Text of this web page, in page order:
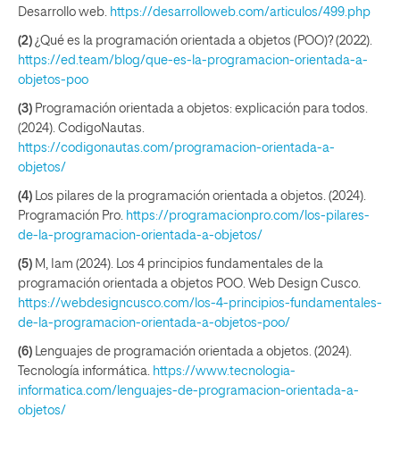
Desarrollo web. https://desarrolloweb.com/articulos/499.php
(2) ¿Qué es la programación orientada a objetos (POO)? (2022).
https://ed.team/blog/que-es-la-programacion-orientada-a-
objetos-poo
(3) Programación orientada a objetos: explicación para todos.
(2024). CodigoNautas.
https://codigonautas.com/programacion-orientada-a-
objetos/
(4) Los pilares de la programación orientada a objetos. (2024).
Programación Pro. https://programacionpro.com/los-pilares-
de-la-programacion-orientada-a-objetos/
(5) M, Iam (2024). Los 4 principios fundamentales de la
programación orientada a objetos POO. Web Design Cusco.
https://webdesigncusco.com/los-4-principios-fundamentales-
de-la-programacion-orientada-a-objetos-poo/
(6) Lenguajes de programación orientada a objetos. (2024).
Tecnología informática. https://www.tecnologia-
informatica.com/lenguajes-de-programacion-orientada-a-
objetos/